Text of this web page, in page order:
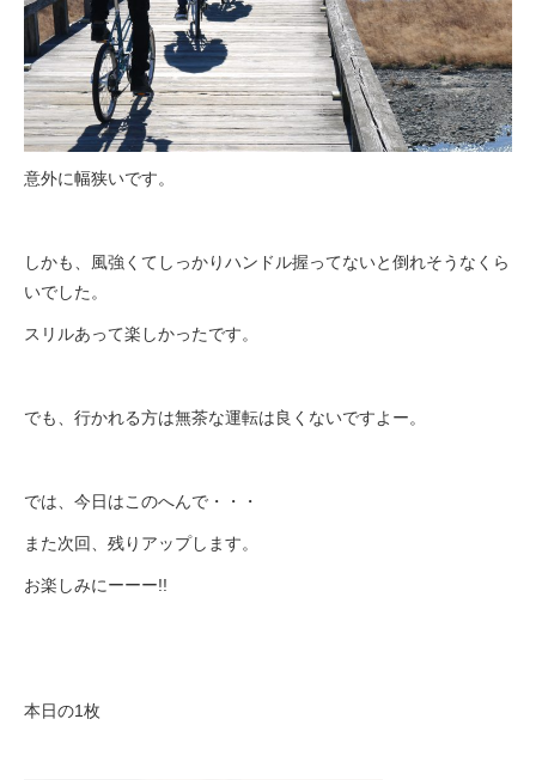
意外に幅狭いです。
しかも、風強くてしっかりハンドル握ってないと倒れそうなくら
いでした。
スリルあって楽しかったです。
でも、行かれる方は無茶な運転は良くないですよー。
では、今日はこのへんで・・・
また次回、残りアップします。
お楽しみにーーー!!
本日の1枚